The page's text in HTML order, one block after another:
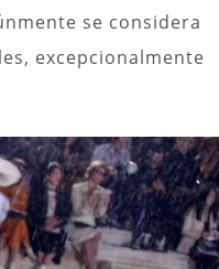
se considera
excepcionalmente